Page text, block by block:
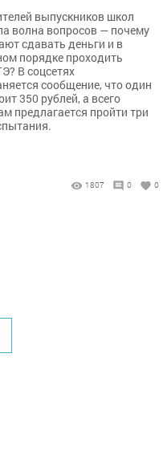
выпускников школ
волна вопросов — почему
сдавать деньги и в
порядке проходить
В соцсетях
сообщение, что один
350 рублей, а всего
предлагается пройти три
1807 0 0